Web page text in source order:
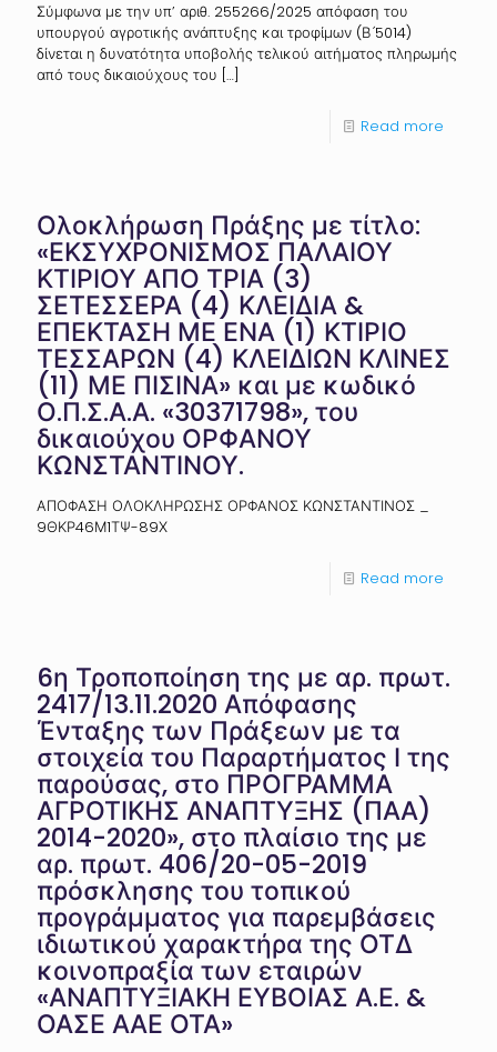
Σύμφωνα με την υπ’ αριθ. 255266/2025 απόφαση του
υπουργού αγροτικής ανάπτυξης και τροφίμων (Β ́5014)
δίνεται η δυνατότητα υποβολής τελικού αιτήματος πληρωμής
από τους δικαιούχους του […]
Read more
Ολοκλήρωση Πράξης με τίτλο:
«ΕΚΣΥΧΡΟΝΙΣΜΟΣ ΠΑΛΑΙΟΥ
ΚΤΙΡΙΟΥ ΑΠΟ ΤΡΙΑ (3)
ΣΕΤΕΣΣΕΡΑ (4) ΚΛΕΙΔΙΑ &
ΕΠΕΚΤΑΣΗ ΜΕ ΕΝΑ (1) ΚΤΙΡΙΟ
ΤΕΣΣΑΡΩΝ (4) ΚΛΕΙΔΙΩΝ ΚΛΙΝΕΣ
(11) ΜΕ ΠΙΣΙΝΑ» και με κωδικό
Ο.Π.Σ.Α.Α. «30371798», του
δικαιούχου ΟΡΦΑΝΟΥ
ΚΩΝΣΤΑΝΤΙΝΟΥ.
ΑΠΟΦΑΣΗ ΟΛΟΚΛΗΡΩΣΗΣ ΟΡΦΑΝΟΣ ΚΩΝΣΤΑΝΤΙΝΟΣ _
9ΘΚΡ46Μ1ΤΨ-89Χ
Read more
6η Τροποποίηση της με αρ. πρωτ.
2417/13.11.2020 Απόφασης
Ένταξης των Πράξεων με τα
στοιχεία του Παραρτήματος Ι της
παρούσας, στο ΠΡΟΓΡΑΜΜΑ
ΑΓΡΟΤΙΚΗΣ ΑΝΑΠΤΥΞΗΣ (ΠΑΑ)
2014-2020», στο πλαίσιο της με
αρ. πρωτ. 406/20-05-2019
πρόσκλησης του τοπικού
προγράμματος για παρεμβάσεις
ιδιωτικού χαρακτήρα της ΟΤΔ
κοινοπραξία των εταιρών
«ΑΝΑΠΤΥΞΙΑΚΗ ΕΥΒΟΙΑΣ Α.Ε. &
ΟΑΣΕ ΑΑΕ ΟΤΑ»